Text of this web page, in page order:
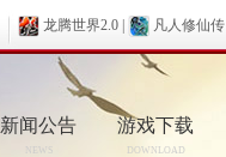
龙腾世界2.0 凡人修仙传
新闻公告
NEWS
游戏下载
DOWNLOAD